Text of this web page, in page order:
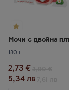
180 г
2,73 €
5,34 лв